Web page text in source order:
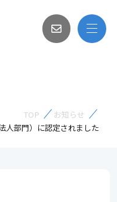
TOP
お知らせ
人部門）に認定されました